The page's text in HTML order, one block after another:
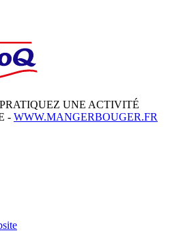
UNE ACTIVITÉ
- WWW.MANGERBOUGER.FR